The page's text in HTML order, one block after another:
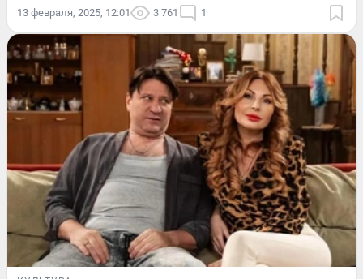
13 февраля, 2025, 12:01 3 761 1